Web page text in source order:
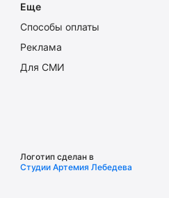
Еще
Способы оплаты
Реклама
Для СМИ
Логотип сделан в
Студии Артемия Лебедева